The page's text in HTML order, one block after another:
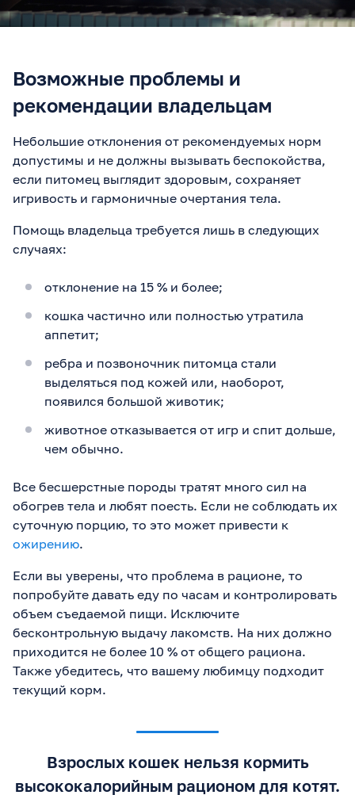
Возможные проблемы и
рекомендации владельцам
Небольшие отклонения от рекомендуемых норм
допустимы и не должны вызывать беспокойства,
если питомец выглядит здоровым, сохраняет
игривость и гармоничные очертания тела.
Помощь владельца требуется лишь в следующих
случаях:
отклонение на 15 % и более;
кошка частично или полностью утратила
аппетит;
ребра и позвоночник питомца стали
выделяться под кожей или, наоборот,
появился большой животик;
животное отказывается от игр и спит дольше,
чем обычно.
Все бесшерстные породы тратят много сил на
обогрев тела и любят поесть. Если не соблюдать их
суточную порцию, то это может привести к
ожирению.
Если вы уверены, что проблема в рационе, то
попробуйте давать еду по часам и контролировать
объем съедаемой пищи. Исключите
бесконтрольную выдачу лакомств. На них должно
приходится не более 10 % от общего рациона.
Также убедитесь, что вашему любимцу подходит
текущий корм.
Взрослых кошек нельзя кормить
высококалорийным рационом для котят.